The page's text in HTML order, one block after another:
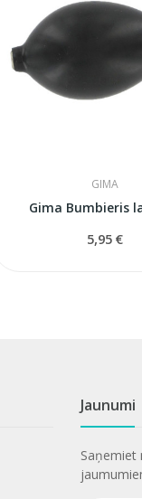
GIMA
Gima Bumbieris
5,95 €
Jaunumi
Saņemiet